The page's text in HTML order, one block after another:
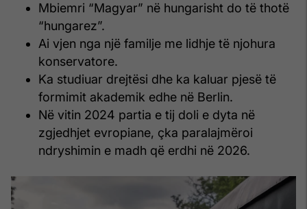
Mbiemri “Magyar” në hungarisht do të thotë
“hungarez”.
Ai vjen nga një familje me lidhje të njohura
konservatore.
Ka studiuar drejtësi dhe ka kaluar pjesë të
formimit akademik edhe në Berlin.
Në vitin 2024 partia e tij doli e dyta në
zgjedhjet evropiane, çka paralajmëroi
ndryshimin e madh që erdhi në 2026.